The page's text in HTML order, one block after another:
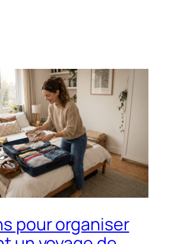
pour organiser